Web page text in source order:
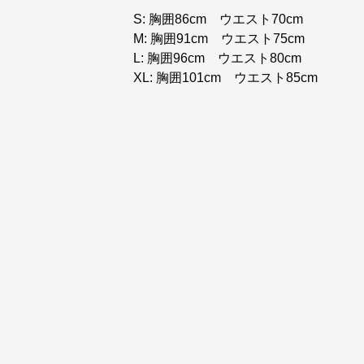
S: 胸囲86cm ウエスト70cm
M: 胸囲91cm ウエスト75cm
L: 胸囲96cm ウエスト80cm
XL: 胸囲101cm ウエスト85cm